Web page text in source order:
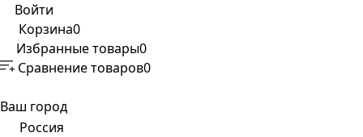
Войти
Корзина0
Избранные товары0
Сравнение товаров0
Ваш город
Россия